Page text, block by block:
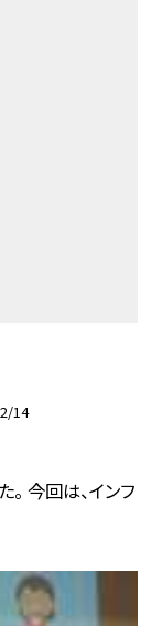
14
。 今回は、インフ